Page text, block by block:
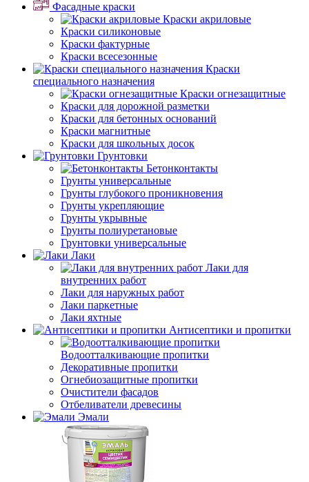
Фасадные краски
Краски акриловые
Краски силиконовые
Краски фактурные
Краски всесезонные
Краски
специального назначения
Краски огнезащитные
Краски для дорожной разметки
Краски для бетонных оснований
Краски магнитные
Краски для школьных досок
Грунтовки
Бетонконтакты
Грунты универсальные
Грунты глубокого проникновения
Грунты укрепляющие
Грунты укрывные
Грунты полиуретановые
Грунтовки универсальные
Лаки
Лаки для
внутренних работ
Лаки для наружных работ
Лаки паркетные
Лаки яхтные
Антисептики и пропитки
Водоотталкивающие пропитки
Декоративные пропитки
Огнебиозащитные пропитки
Очистители фасадов
Отбеливатели древесины
Эмали